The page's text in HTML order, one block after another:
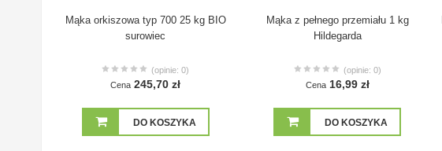
Mąka orkiszowa typ 700 25 kg BIO
surowiec
(opinie: 0)
Cena 245,70 zł
DO KOSZYKA
Mąka z pełnego przemiału 1 kg
Hildegarda
(opinie: 0)
Cena 16,99 zł
DO KOSZYKA